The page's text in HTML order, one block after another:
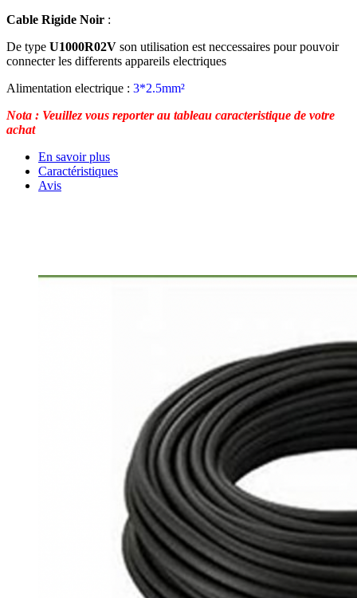
Cable Rigide Noir :
De type U1000R02V son utilisation est neccessaires pour pouvoir
connecter les differents appareils electriques
Alimentation electrique : 3*2.5mm²
Nota : Veuillez vous reporter au tableau caracteristique de votre
achat
En savoir plus
Caractéristiques
Avis